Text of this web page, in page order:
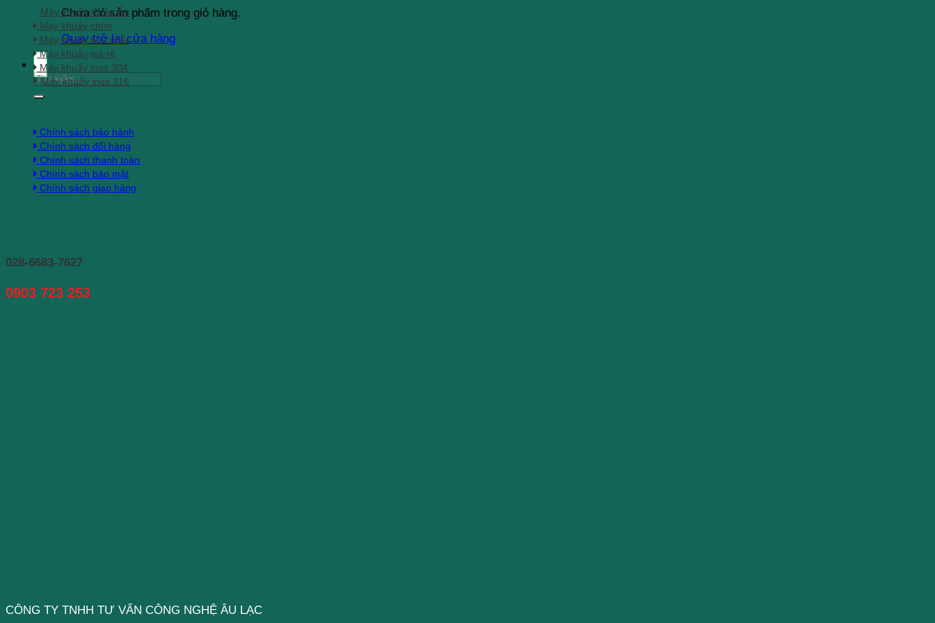
Chưa có sản phẩm trong giỏ hàng.
Quay trở lại cửa hàng
Tìm
kiếm:
Máy khuấy Châu Âu
Máy khuấy chìm
Máy khuấy hoá chất
Máy khuấy giá rẻ
Máy khuấy inox 304
Máy khuấy inox 316
Chính sách bảo hành
Chính sách đổi hàng
Chính sách thanh toán
Chính sách bảo mật
Chính sách giao hàng
028-6683-7627
0903 723 253
CÔNG TY TNHH TƯ VẤN CÔNG NGHỆ ÂU LẠC